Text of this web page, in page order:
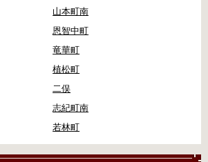
山本町南
恩智中町
竜華町
植松町
二俣
志紀町南
若林町